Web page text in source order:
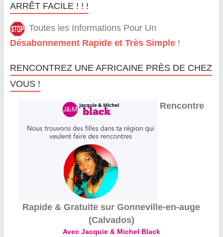
ARRÊT FACILE ! ! !
Toutes les Informations Pour Un
Désabonnement Rapide et Très Simple!
RENCONTREZ UNE AFRICAINE PRÈS DE CHEZ
VOUS !
Rencontre
Rapide & Gratuite sur Gonneville-en-auge
(Calvados)
Avec Jacquie & Michel Black